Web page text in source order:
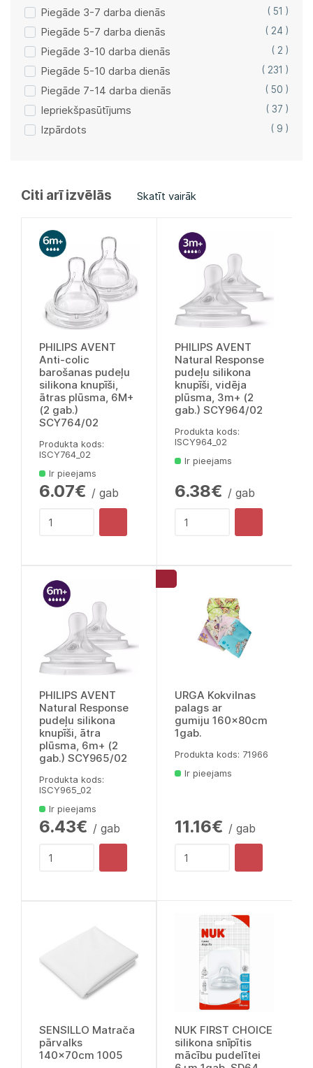
Piegāde 3-7 darba dienās ( 51 )
Piegāde 5-7 darba dienās ( 24 )
Piegāde 3-10 darba dienās ( 2 )
Piegāde 5-10 darba dienās ( 231 )
Piegāde 7-14 darba dienās ( 50 )
Iepriekšpasūtījums ( 37 )
Izpārdots ( 9 )
Citi arī izvēlās Skatīt vairāk
PHILIPS AVENT
Anti-colic
barošanas pudeļu
silikona knupīši,
ātras plūsma, 6M+
(2 gab.)
SCY764/02
Produkta kods:
lSCY764_02
Ir pieejams
6.07€ / gab
PHILIPS AVENT
Natural Response
pudeļu silikona
knupīši, vidēja
plūsma, 3m+ (2
gab.) SCY964/02
Produkta kods:
lSCY964_02
Ir pieejams
6.38€ / gab
PHILIPS AVENT
Natural Response
pudeļu silikona
knupīši, ātra
plūsma, 6m+ (2
gab.) SCY965/02
Produkta kods:
lSCY965_02
Ir pieejams
6.43€ / gab
URGA Kokvilnas
palags ar
gumiju 160x80cm
1gab.
Produkta kods: 71966
Ir pieejams
11.16€ / gab
SENSILLO Matrača
pārvalks
140x70cm 1005
NUK FIRST CHOICE
silikona snīpītis
mācību pudelītei